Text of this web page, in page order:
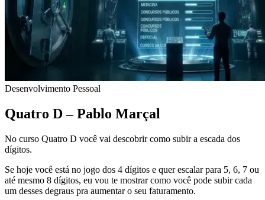
Desenvolvimento Pessoal
Quatro D – Pablo Marçal
No curso Quatro D você vai descobrir como subir a escada dos
dígitos.
Se hoje você está no jogo dos 4 dígitos e quer escalar para 5, 6, 7 ou
até mesmo 8 dígitos, eu vou te mostrar como você pode subir cada
um desses degraus pra aumentar o seu faturamento.